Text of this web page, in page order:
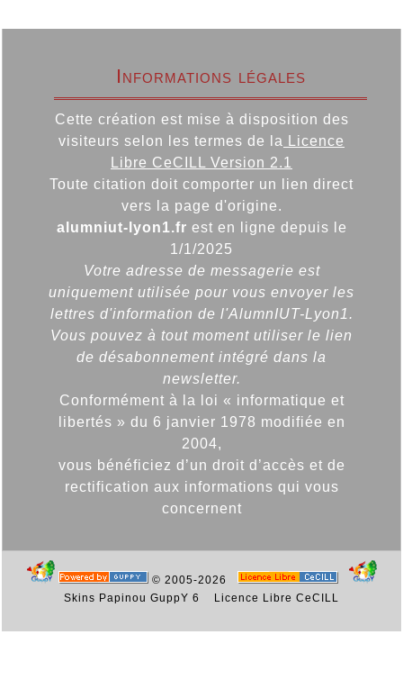
Informations légales
Cette création est mise à disposition des
visiteurs selon les termes de la
Licence
Libre CeCILL Version 2.1
Toute citation doit comporter un lien direct
vers la page d'origine.
alumniut-lyon1.fr est en ligne depuis le
1/1/2025
Votre adresse de messagerie est
uniquement utilisée pour vous envoyer les
lettres d'information de l'AlumnIUT-Lyon1.
Vous pouvez à tout moment utiliser le lien
de désabonnement intégré dans la
newsletter.
Conformément à la loi « informatique et
libertés » du 6 janvier 1978 modifiée en
2004,
vous bénéficiez d’un droit d’accès et de
rectification aux informations qui vous
concernent
© 2005-2026
Skins Papinou GuppY 6
Licence Libre CeCILL